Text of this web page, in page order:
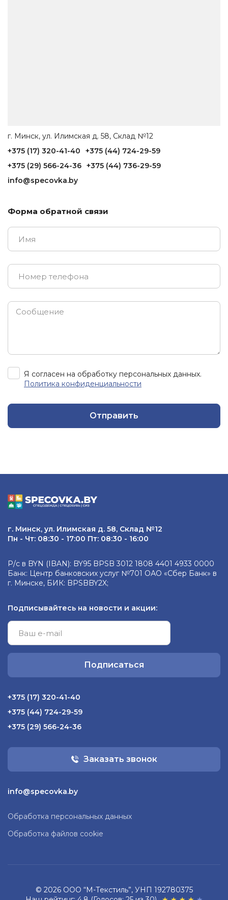
Форма обратной связи
Я согласен на обработку персональных данных.
Политика конфиденциальности
Отправить
г. Минск, ул. Илимская д. 58, Склад №12
+375 (17) 320-41-40
+375 (44) 724-29-59
+375 (29) 566-24-36 +375 (44) 736-29-59
info@specovka.by
г. Минск, ул. Илимская д. 58, Склад №12
Пн - Чт: 08:30 - 17:00 Пт: 08:30 - 16:00
Р/с в BYN (IBAN): BY95 BPSB 3012 1808 4401 4933 0000
Банк: Центр банковских услуг №701 ОАО «Сбер Банк» в
г. Минске, БИК: BPSBBY2X;
Подписывайтесь на новости и акции:
Подписаться
+375 (17) 320-41-40
+375 (44) 724-29-59
+375 (29) 566-24-36
Заказать звонок
info@specovka.by
Обработка персональных данных
Обработка файлов cookie
© 2026 ООО “М-Текстиль”, УНП 192780375